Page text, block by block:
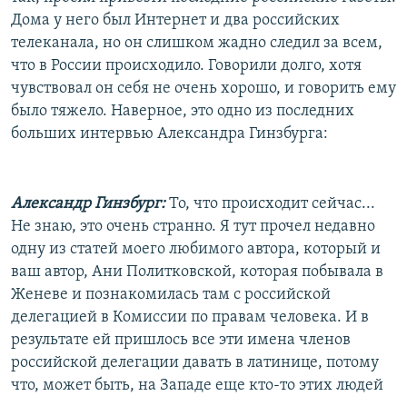
Дома у него был Интернет и два российских
телеканала, но он слишком жадно следил за всем,
что в России происходило. Говорили долго, хотя
чувствовал он себя не очень хорошо, и говорить ему
было тяжело. Наверное, это одно из последних
больших интервью Александра Гинзбурга:
Александр Гинзбург:То, что происходит сейчас...
Не знаю, это очень странно. Я тут прочел недавно
одну из статей моего любимого автора, который и
ваш автор, Ани Политковской, которая побывала в
Женеве и познакомилась там с российской
делегацией в Комиссии по правам человека. И в
результате ей пришлось все эти имена членов
российской делегации давать в латинице, потому
что, может быть, на Западе еще кто-то этих людей